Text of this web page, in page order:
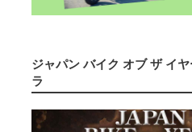
ジャパン バイク オブ ザ イ
ラ